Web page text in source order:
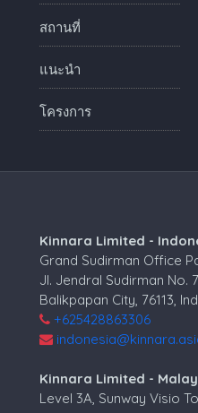
สถานที่
แนะนำ
โครงการ
Kinnara Limited -
Grand Sudirman Office
Jl. Jendral Sudirman No. 7
Balikpapan City, 76113,
+625428863306
Kinnara Limited -
Level 3A, Sunway Visio